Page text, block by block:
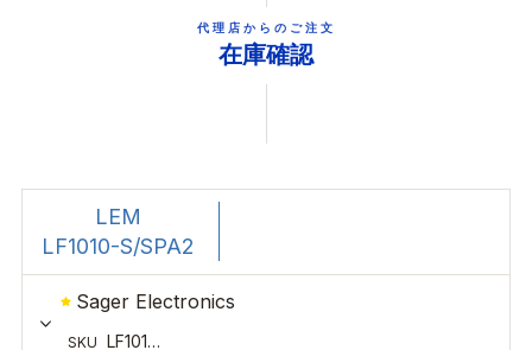
代理店からのご注文
在庫確認